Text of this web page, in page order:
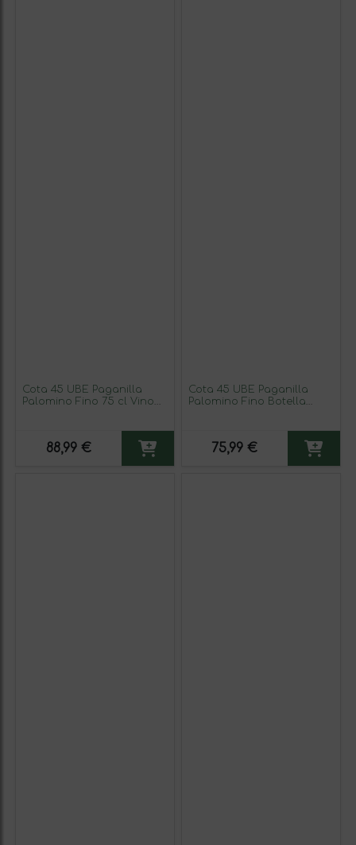
Cota 45 UBE Paganilla
Palomino Fino 75 cl Vino
88,99 €
Cota 45 UBE Paganilla
Palomino Fino Botella
75,99 €